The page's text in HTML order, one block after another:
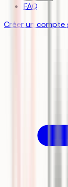
FAQ
Créer un compte